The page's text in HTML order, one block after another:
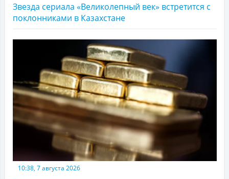
Звезда сериала «Великолепный век» встретится с
поклонниками в Казахстане
10:38, 7 августа 2026